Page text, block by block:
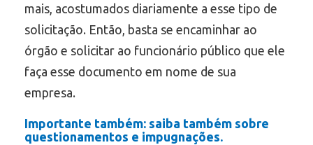
mais, acostumados diariamente a esse tipo de
solicitação. Então, basta se encaminhar ao
órgão e solicitar ao funcionário público que ele
faça esse documento em nome de sua
empresa.
Importante também: saiba também sobre
questionamentos e impugnações.